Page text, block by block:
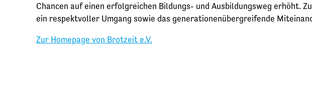
Chancen auf einen erfolgreichen Bildungs- und Ausbildungsweg erhöht.
ein respektvoller Umgang sowie das generationenübergreifende
Zur Homepage von Brotzeit e.V.